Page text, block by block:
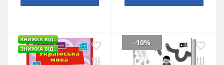
ЗНИЖКА ВІД...
ЗНИЖКА ВІД...
-10%